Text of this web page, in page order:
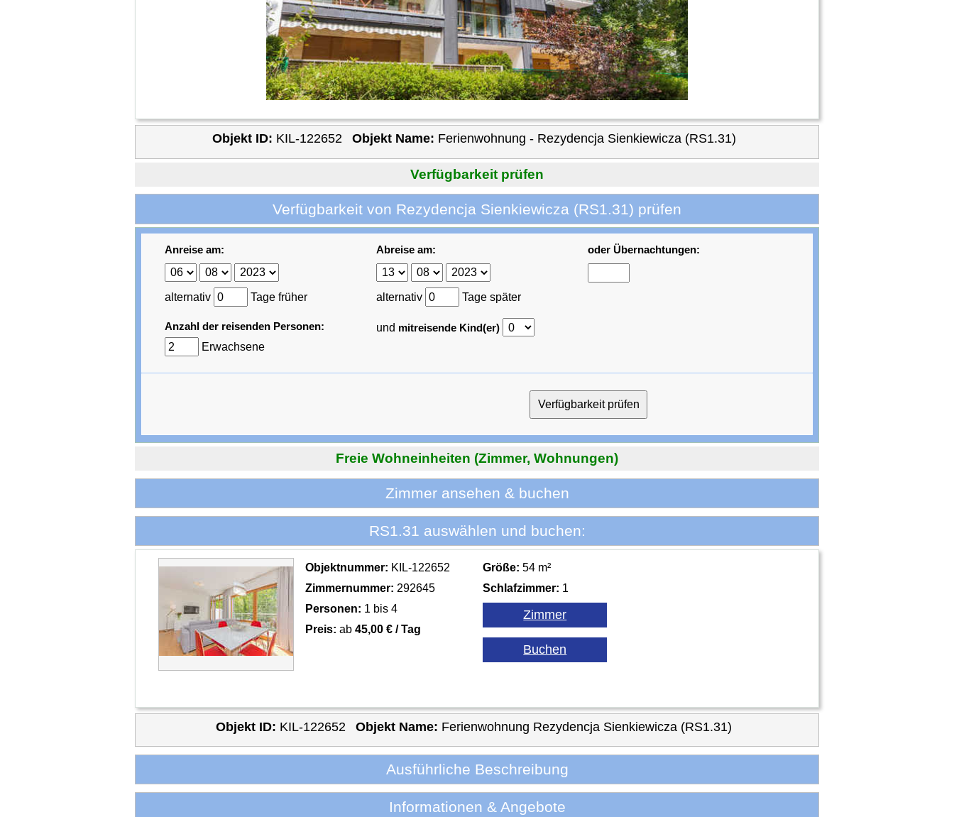
Objekt ID: KIL-122652 Objekt Name: Ferienwohnung - Rezydencja Sienkiewicza (RS1.31)
Verfügbarkeit prüfen
Verfügbarkeit von Rezydencja Sienkiewicza (RS1.31) prüfen
Anreise am:
alternativ Tage früher
Abreise am:
alternativ Tage später
oder Übernachtungen:
Anzahl der reisenden Personen:
Erwachsene
und mitreisende Kind(er)
Freie Wohneinheiten (Zimmer, Wohnungen)
Zimmer ansehen & buchen
RS1.31 auswählen und buchen:
Objektnummer: KIL-122652
Zimmernummer: 292645
Personen: 1 bis 4
Preis: ab45,00 € / Tag
Größe: 54 m²
Schlafzimmer: 1
Objekt ID: KIL-122652 Objekt Name: Ferienwohnung Rezydencja Sienkiewicza (RS1.31)
Ausführliche Beschreibung
Informationen & Angebote